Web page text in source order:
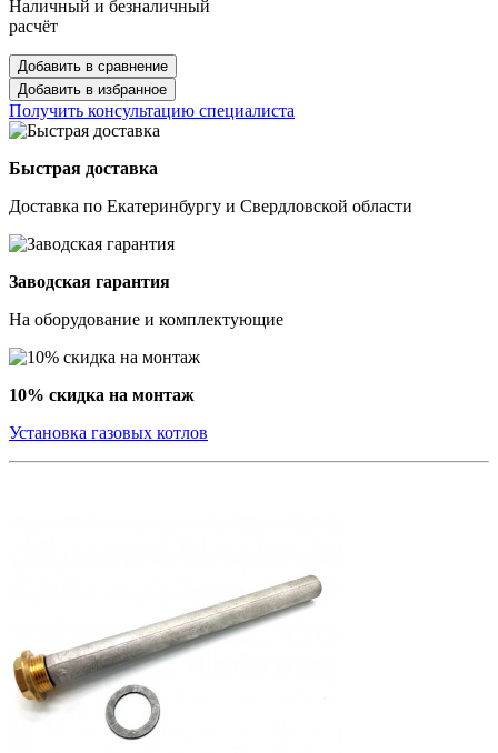
Наличный и безналичный
расчёт
Добавить в сравнение
Добавить в избранное
Получить консультацию специалиста
Быстрая доставка
Доставка по Екатеринбургу и Свердловской области
Заводская гарантия
На оборудование и комплектующие
10% скидка на монтаж
Установка газовых котлов